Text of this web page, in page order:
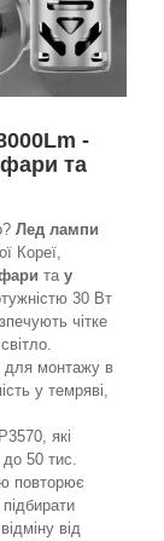
-
фари та
Лед лампи
Кореї,
та у
30 Вт
чітке
для монтажу в
у темряві,
які
до 50 тис.
повторює
від